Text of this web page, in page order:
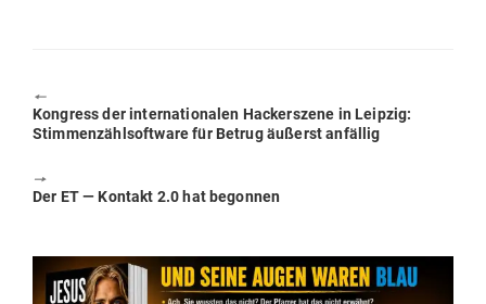
🠔
Previous
post:
Kon­gress der inter­na­tio­nalen Hacker­szene in Leipzig:
Stim­men­zähl­software für Betrug äußerst anfällig
🠖
Next
Der ET — Kontakt 2.0 hat begonnen